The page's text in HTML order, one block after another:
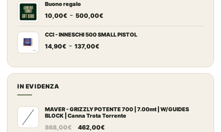
67,00€
da
a
69,50€
Buono regalo
10,00€ - 500,00€Fascia
prezzo:
a
500,00€
CCI - INNESCHI 500 SMALL PISTOL
14,90€ - 137,00€Fascia
prezzo:
da
137,00€
IN EVIDENZA
MAVER - GRIZZLY POTENTE 700 | 7.00mt | W/GUIDES
BLOCK | Canna Trota Torrente
868,00€
Il
462,00€Il